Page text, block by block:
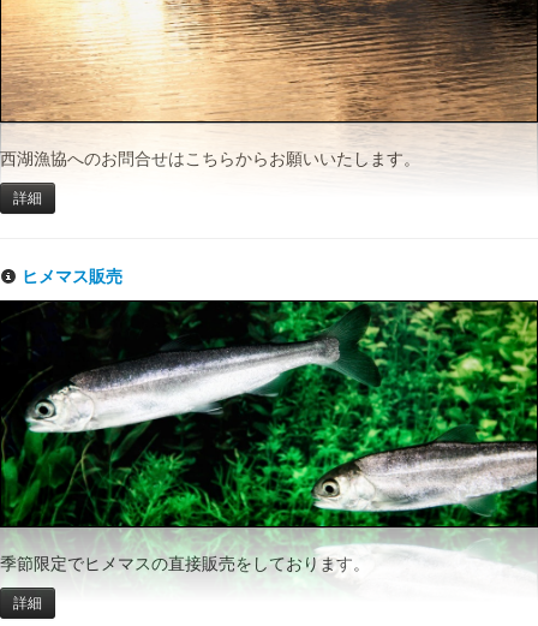
西湖漁協へのお問合せはこちらからお願いいたします。
詳細
ヒメマス販売
季節限定でヒメマスの直接販売をしております。
詳細